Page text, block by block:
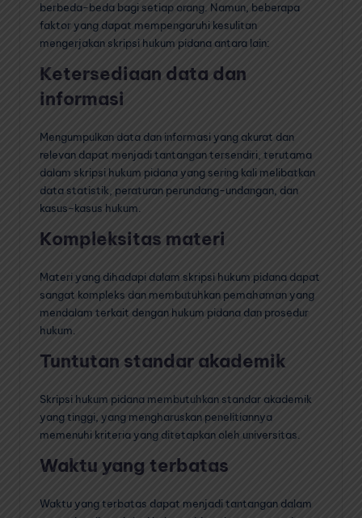
berbeda-beda bagi setiap orang. Namun, beberapa
faktor yang dapat mempengaruhi kesulitan
mengerjakan skripsi hukum pidana antara lain:
Ketersediaan data dan
informasi
Mengumpulkan data dan informasi yang akurat dan
relevan dapat menjadi tantangan tersendiri, terutama
dalam skripsi hukum pidana yang sering kali melibatkan
data statistik, peraturan perundang-undangan, dan
kasus-kasus hukum.
Kompleksitas materi
Materi yang dihadapi dalam skripsi hukum pidana dapat
sangat kompleks dan membutuhkan pemahaman yang
mendalam terkait dengan hukum pidana dan prosedur
hukum.
Tuntutan standar akademik
Skripsi hukum pidana membutuhkan standar akademik
yang tinggi, yang mengharuskan penelitiannya
memenuhi kriteria yang ditetapkan oleh universitas.
Waktu yang terbatas
Waktu yang terbatas dapat menjadi tantangan dalam